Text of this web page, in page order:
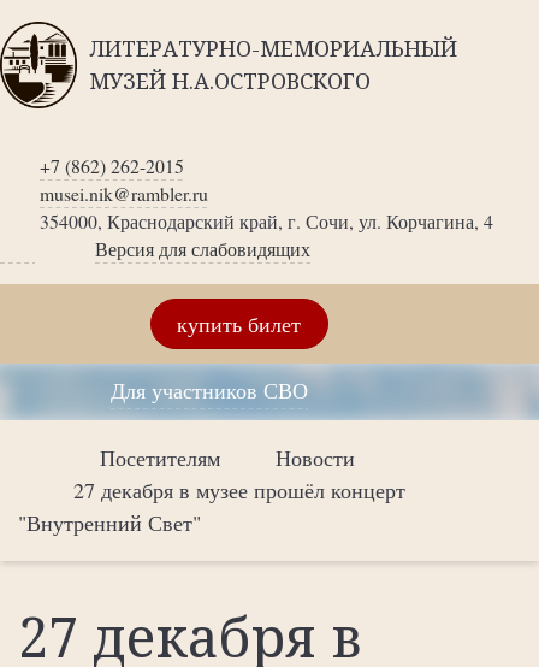
ЛИТЕРАТУРНО-МЕМОРИАЛЬНЫЙ
МУЗЕЙ Н.А.ОСТРОВСКОГО
+7 (862) 262-2015
musei.nik@rambler.ru
354000, Краснодарский край, г. Сочи, ул. Корчагина, 4
Версия для слабовидящих
купить билет
Для участников СВО
Посетителям
Новости
27 декабря в музее прошёл концерт
"Внутренний Свет"
27 декабря в